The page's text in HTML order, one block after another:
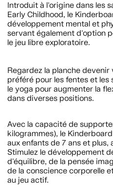
Introduit à l'origine dans les
Early Childhood, le
développement mental et
servant également d'option
le jeu libre exploratoire.
Regardez la planche
préféré pour les fentes et les
le yoga pour augmenter la
dans diverses positions.
Avec la capacité de
kilogrammes), le
aux enfants de 7 ans et plus,
Stimulez le développement
d'équilibre, de la pensée
de la conscience corporelle
au jeu actif.